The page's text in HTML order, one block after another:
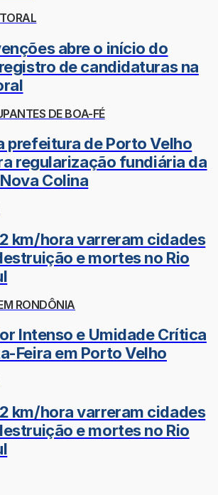
abre o início do
de candidaturas na
DE BOA-FÉ
prefeitura de Porto Velho
regularização fundiária da
Colina
km/hora varreram cidades
e mortes no Rio
RONDÔNIA
Intenso e Umidade Crítica
Feira em Porto Velho
km/hora varreram cidades
e mortes no Rio